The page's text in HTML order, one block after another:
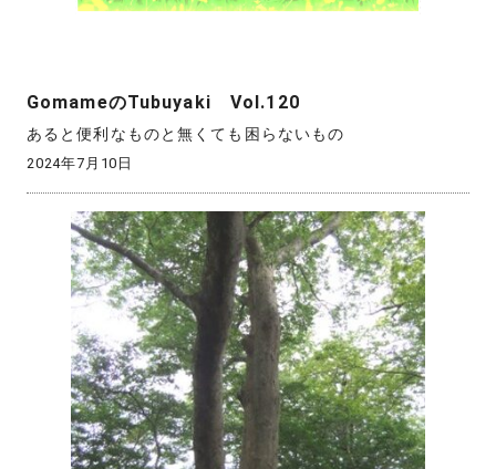
GomameのTubuyaki Vol.120
あると便利なものと無くても困らないもの
2024年7月10日